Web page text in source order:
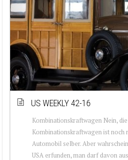
US WEEKLY 42-16
Kombinationskraftwagen Nein,
Kombinationskraftwagen ist noch
Automobil selber. Aber
USA erfunden, man darf davon